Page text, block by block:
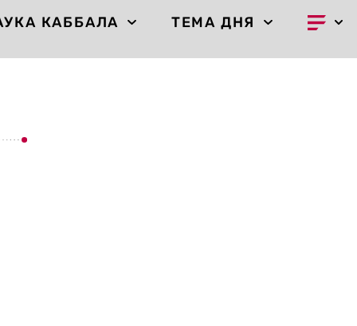
КАББАЛА ТЕМА ДНЯ